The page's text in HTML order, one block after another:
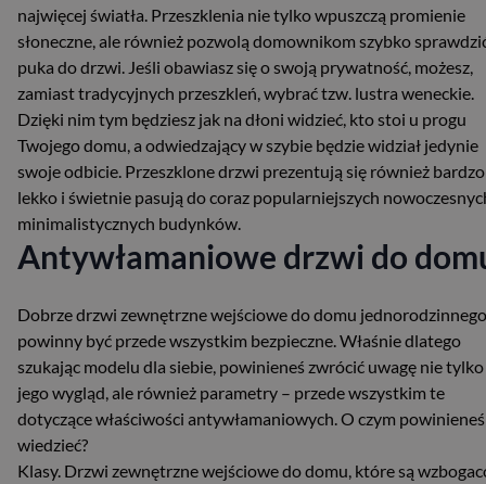
najwięcej światła. Przeszklenia nie tylko wpuszczą promienie
słoneczne, ale również pozwolą domownikom szybko
puka do drzwi. Jeśli obawiasz się o swoją prywatność, możesz,
zamiast tradycyjnych przeszkleń, wybrać tzw. lustra weneckie.
Dzięki nim tym będziesz jak na dłoni widzieć, kto stoi u progu
Twojego domu, a odwiedzający w szybie będzie widział jedynie
swoje odbicie. Przeszklone drzwi prezentują się również bardzo
lekko i świetnie pasują do coraz popularniejszych
minimalistycznych budynków.
Antywłamaniowe drzwi do
Dobrze drzwi zewnętrzne wejściowe do domu jednorodzinnego
powinny być przede wszystkim bezpieczne. Właśnie dlatego
szukając modelu dla siebie, powinieneś zwrócić uwagę nie
jego wygląd, ale również parametry – przede wszystkim te
dotyczące właściwości antywłamaniowych. O czym powinieneś
wiedzieć?
Klasy. Drzwi zewnętrzne wejściowe do domu, które są